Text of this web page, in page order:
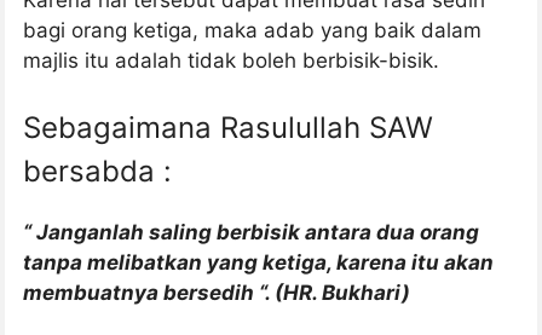
bagi orang ketiga, maka adab yang baik dalam
majlis itu adalah tidak boleh berbisik-bisik.
Sebagaimana Rasulullah SAW
bersabda :
“ Janganlah saling berbisik antara dua orang
tanpa melibatkan yang ketiga, karena itu akan
membuatnya bersedih “. (HR. Bukhari)